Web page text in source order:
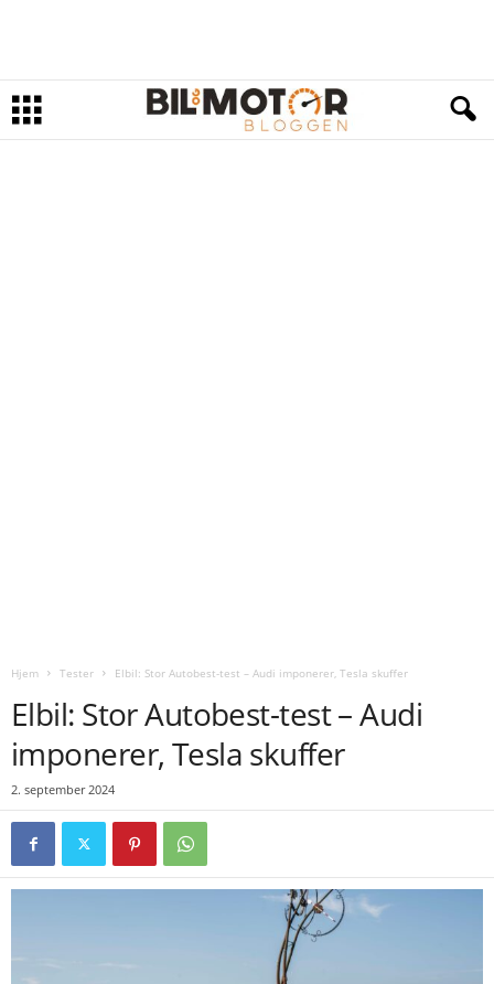
Hjem Tester Elbil: Stor Autobest-test – Audi imponerer, Tesla skuffer
Elbil: Stor Autobest-test – Audi
imponerer, Tesla skuffer
2. september 2024